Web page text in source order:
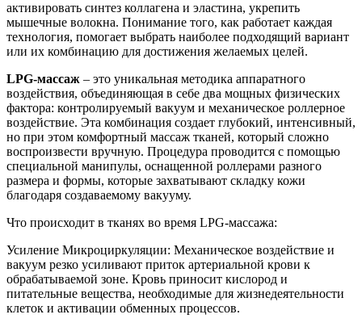
активировать синтез коллагена и эластина, укрепить
мышечные волокна. Понимание того, как работает каждая
технология, помогает выбрать наиболее подходящий вариант
или их комбинацию для достижения желаемых целей.
LPG-массаж – это уникальная методика аппаратного
воздействия, объединяющая в себе два мощных физических
фактора: контролируемый вакуум и механическое роллерное
воздействие. Эта комбинация создает глубокий, интенсивный,
но при этом комфортный массаж тканей, который сложно
воспроизвести вручную. Процедура проводится с помощью
специальной манипулы, оснащенной роллерами разного
размера и формы, которые захватывают складку кожи
благодаря создаваемому вакууму.
Что происходит в тканях во время LPG-массажа:
Усиление Микроциркуляции: Механическое воздействие и
вакуум резко усиливают приток артериальной крови к
обрабатываемой зоне. Кровь приносит кислород и
питательные вещества, необходимые для жизнедеятельности
клеток и активации обменных процессов.